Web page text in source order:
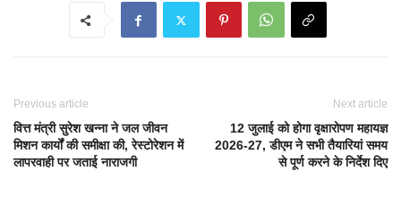
Previous article
वित्त मंत्री सुरेश खन्ना ने जल जीवन
मिशन कार्यों की समीक्षा की, रेस्टोरेशन में
लापरवाही पर जताई नाराजगी
Next article
12 जुलाई को होगा वृक्षारोपण महायज्ञ
2026-27, डीएम ने सभी तैयारियां समय
से पूर्ण करने के निर्देश दिए